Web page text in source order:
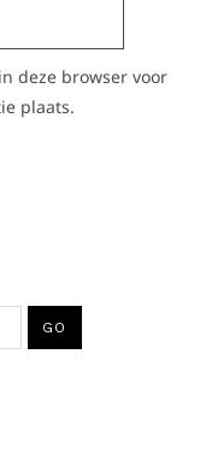
deze browser voor
plaats.